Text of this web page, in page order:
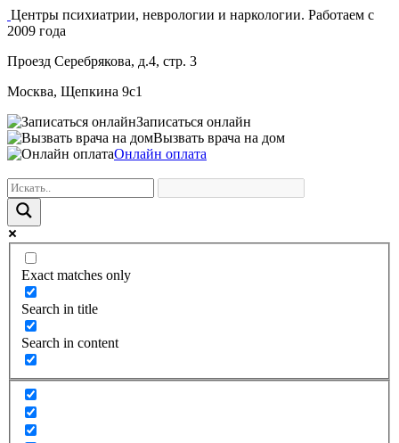
Центры психиатрии, неврологии и наркологии. Работаем с
2009 года
Проезд Серебрякова, д.4, стр. 3
Москва, Щепкина 9с1
Записаться онлайн
Вызвать врача на дом
Онлайн оплата
Exact matches only
Search in title
Search in content